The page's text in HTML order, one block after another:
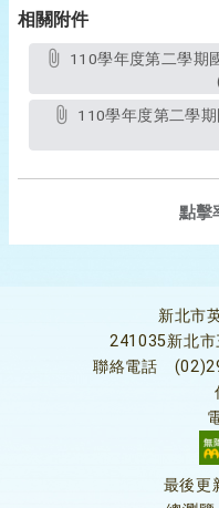
相關附件
點擊
新北市
241035新北
聯絡電話
最後更